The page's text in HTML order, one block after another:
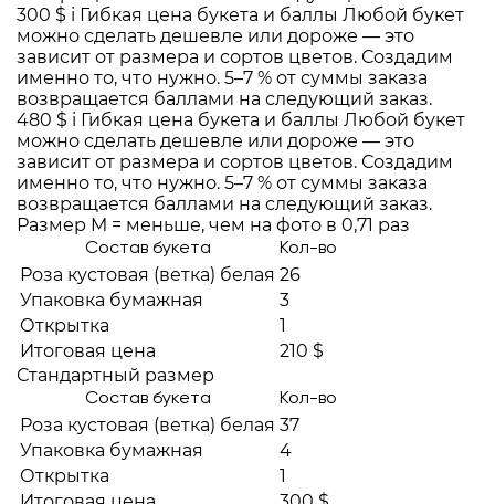
300 $ i Гибкая цена букета и баллы Любой букет
можно сделать дешевле или дороже — это
зависит от размера и сортов цветов. Создадим
именно то, что нужно. 5–7 % от суммы заказа
возвращается баллами на следующий заказ.
480 $ i Гибкая цена букета и баллы Любой букет
можно сделать дешевле или дороже — это
зависит от размера и сортов цветов. Создадим
именно то, что нужно. 5–7 % от суммы заказа
возвращается баллами на следующий заказ.
Размер M = меньше, чем на фото в 0,71 раз
Состав букета Кол-во
Роза кустовая (ветка) белая 26
Упаковка бумажная
3
Открытка
1
Итоговая цена
210 $
Стандартный размер
Состав букета Кол-во
Роза кустовая (ветка) белая 37
Упаковка бумажная
4
Открытка
1